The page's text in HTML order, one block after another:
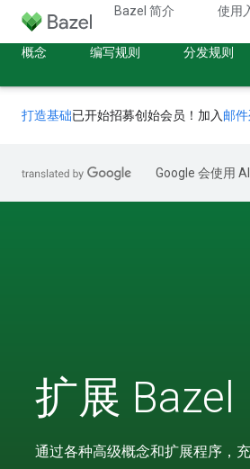
Bazel 简介 使用
概念 编写规则 分发规则
打造基础已开始招募创始会员！加入 邮
Google 会使用
扩展 Bazel
通过各种高级概念和扩展程序，